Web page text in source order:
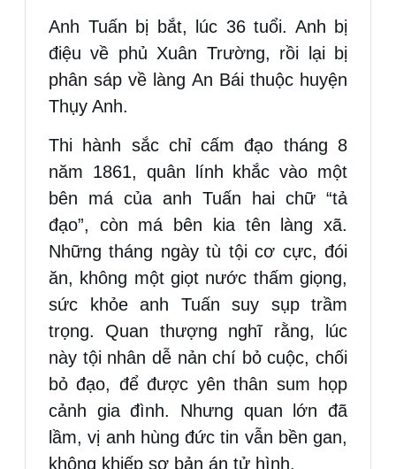
Anh Tuấn bị bắt, lúc 36 tuổi. Anh bị
điệu về phủ Xuân Trường, rồi lại bị
phân sáp về làng An Bái thuộc huyện
Thụy Anh.
Thi hành sắc chỉ cấm đạo tháng 8
năm 1861, quân lính khắc vào một
bên má của anh Tuấn hai chữ “tả
đạo”, còn má bên kia tên làng xã.
Những tháng ngày tù tội cơ cực, đói
ăn, không một giọt nước thấm giọng,
sức khỏe anh Tuấn suy sụp trầm
trọng. Quan thượng nghĩ rằng, lúc
này tội nhân dễ nản chí bỏ cuộc, chối
bỏ đạo, để được yên thân sum họp
cảnh gia đình. Nhưng quan lớn đã
lầm, vị anh hùng đức tin vẫn bền gan,
không khiếp sợ bản án tử hình.